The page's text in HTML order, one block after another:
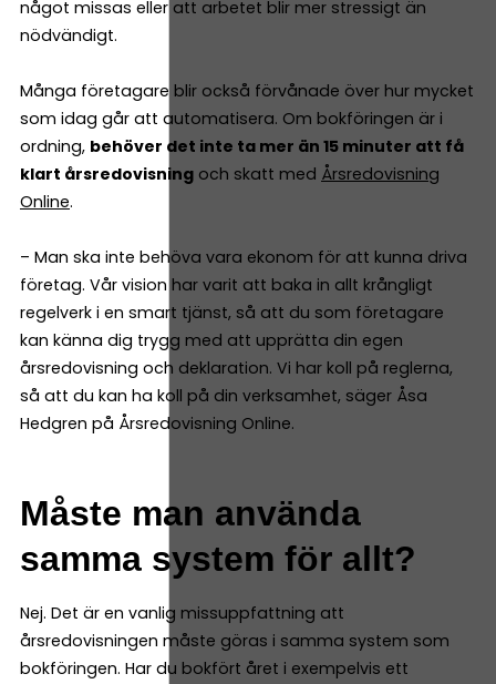
något missas eller att arbetet blir mer stressigt än
nödvändigt.
Många företagare blir också förvånade över hur mycket
som idag går att automatisera. Om bokföringen är i
ordning, behöver det inte ta mer än 15 minuter att få
klart årsredovisning och skatt med Årsredovisning
Online.
– Man ska inte behöva vara ekonom för att kunna driva
företag. Vår vision har varit att baka in allt krångligt
regelverk i en smart tjänst, så att du som företagare
kan känna dig trygg med att upprätta din egen
årsredovisning och deklaration. Vi har koll på reglerna,
så att du kan ha koll på din verksamhet, säger Åsa
Hedgren på Årsredovisning Online.
Måste man använda
samma system för allt?
Nej. Det är en vanlig missuppfattning att
årsredovisningen måste göras i samma system som
bokföringen. Har du bokfört året i exempelvis ett